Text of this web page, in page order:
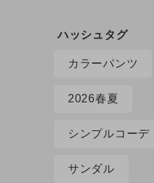
カラーパンツ
2026春夏
シンプルコーデ
サンダル